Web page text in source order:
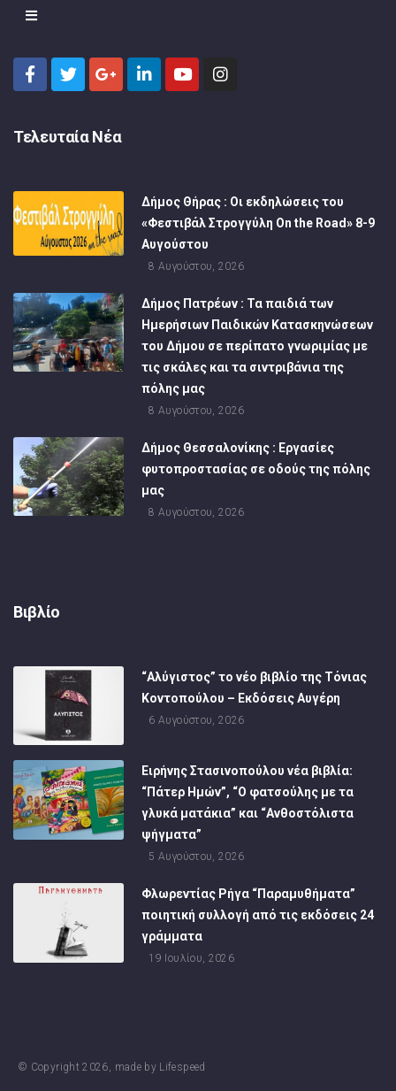
Τελευταία Νέα
Δήμος Θήρας : Οι εκδηλώσεις του
«Φεστιβάλ Στρογγύλη On the Road» 8-9
Αυγούστου
8 Αυγούστου, 2026
Δήμος Πατρέων : Τα παιδιά των
Ημερήσιων Παιδικών Κατασκηνώσεων
του Δήμου σε περίπατο γνωριμίας με
τις σκάλες και τα σιντριβάνια της
πόλης μας
8 Αυγούστου, 2026
Δήμος Θεσσαλονίκης : Εργασίες
φυτοπροστασίας σε οδούς της πόλης
μας
8 Αυγούστου, 2026
Βιβλίο
“Αλύγιστος” το νέο βιβλίο της Τόνιας
Κοντοπούλου – Εκδόσεις Αυγέρη
6 Αυγούστου, 2026
Ειρήνης Στασινοπούλου νέα βιβλία:
“Πάτερ Ημών”, “Ο φατσούλης με τα
γλυκά ματάκια” και “Ανθοστόλιστα
ψήγματα”
5 Αυγούστου, 2026
Φλωρεντίας Ρήγα “Παραμυθήματα”
ποιητική συλλογή από τις εκδόσεις 24
γράμματα
19 Ιουλίου, 2026
© Copyright2026, made by Lifespeed